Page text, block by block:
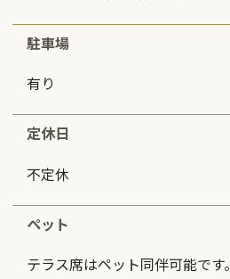
駐車場
有り
定休日
不定休
ペット
テラス席はペット同伴可能です。